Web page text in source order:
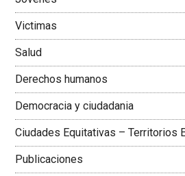
Victimas
Salud
Derechos humanos
Democracia y ciudadania
Ciudades Equitativas – Territorios
Publicaciones